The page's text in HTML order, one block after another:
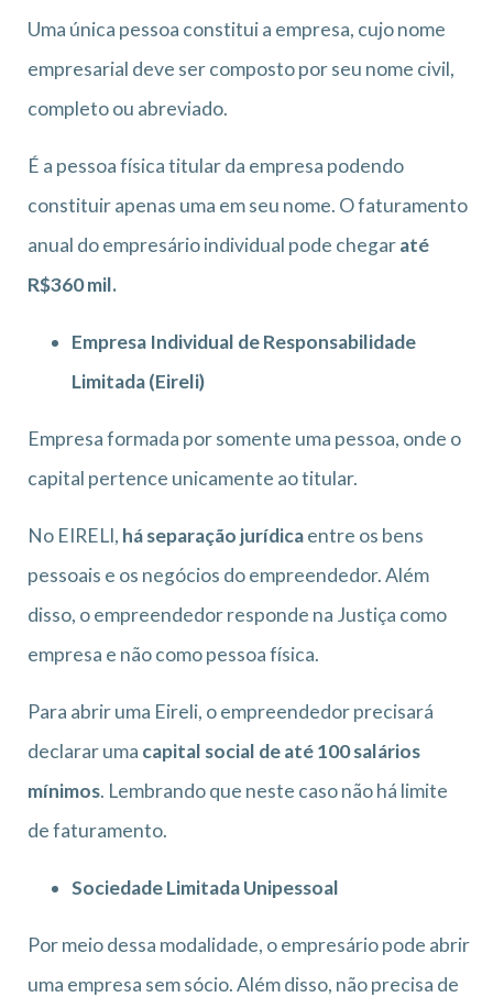
Uma única pessoa constitui a empresa, cujo nome
empresarial deve ser composto por seu nome civil,
completo ou abreviado.
É a pessoa física titular da empresa podendo
constituir apenas uma em seu nome. O faturamento
anual do empresário individual pode chegaraté
R$360 mil.
Empresa Individual de Responsabilidade
Limitada (Eireli)
Empresa formada por somente uma pessoa, onde o
capital pertence unicamente ao titular.
No EIRELI, há separação jurídicaentre os bens
pessoais e os negócios do empreendedor. Além
disso, o empreendedor responde na Justiça como
empresa e não como pessoa física.
Para abrir uma Eireli, o empreendedor precisará
declarar uma capital social de até 100 salários
mínimos. Lembrando que neste caso não há limite
de faturamento.
Sociedade Limitada Unipessoal
Por meio dessa modalidade, o empresário pode abrir
uma empresa sem sócio. Além disso, não precisa de